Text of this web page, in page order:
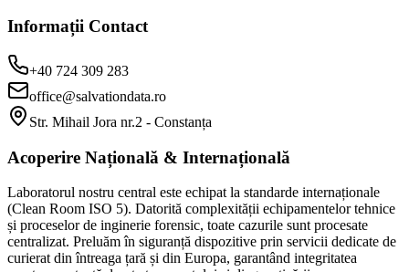
Informații Contact
+40 724 309 283
office@salvationdata.ro
Str. Mihail Jora nr.2 - Constanța
Acoperire Națională & Internațională
Laboratorul nostru central este echipat la standarde internaționale
(Clean Room ISO 5). Datorită complexității echipamentelor tehnice
și proceselor de inginerie forensic, toate cazurile sunt procesate
centralizat. Preluăm în siguranță dispozitive prin servicii dedicate de
curierat din întreaga țară și din Europa, garantând integritatea